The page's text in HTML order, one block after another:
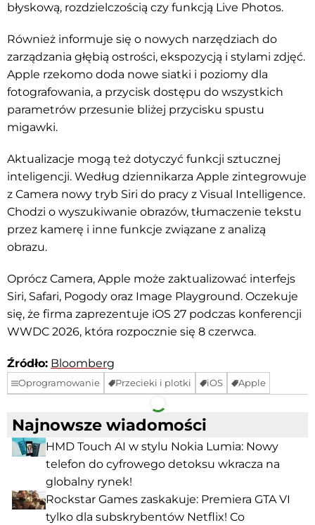
błyskową, rozdzielczością czy funkcją Live Photos.
Również informuje się o nowych narzędziach do
zarządzania głębią ostrości, ekspozycją i stylami zdjęć.
Apple rzekomo doda nowe siatki i poziomy dla
fotografowania, a przycisk dostępu do wszystkich
parametrów przesunie bliżej przycisku spustu
migawki.
Aktualizacje mogą też dotyczyć funkcji sztucznej
inteligencji. Według dziennikarza Apple zintegrowuje
z Camera nowy tryb Siri do pracy z Visual Intelligence.
Chodzi o wyszukiwanie obrazów, tłumaczenie tekstu
przez kamerę i inne funkcje związane z analizą
obrazu.
Oprócz Camera, Apple może zaktualizować interfejs
Siri, Safari, Pogody oraz Image Playground. Oczekuje
się, że firma zaprezentuje iOS 27 podczas konferencji
WWDC 2026, która rozpocznie się 8 czerwca.
Źródło: Bloomberg
Oprogramowanie Przecieki i plotki iOS Apple
Facebook Telegram
Najnowsze wiadomości
HMD Touch AI w stylu Nokia Lumia: Nowy
telefon do cyfrowego detoksu wkracza na
globalny rynek!
Rockstar Games zaskakuje: Premiera GTA VI
tylko dla subskrybentów Netflix! Co